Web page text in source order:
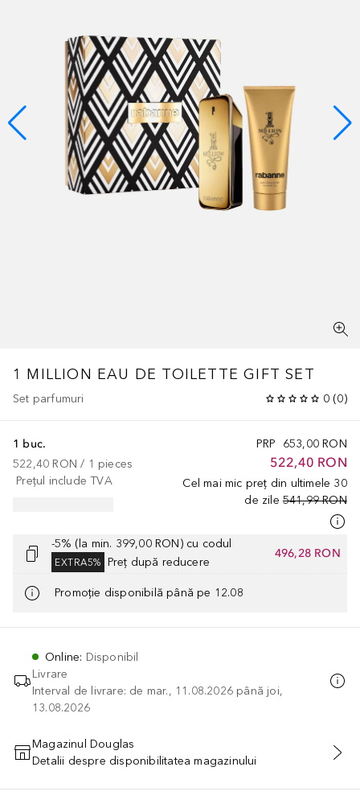
1 MILLION EAU DE TOILETTE GIFT SET
Set parfumuri 0 (0)
PRP 653,00 RON
522,40 RON
Cel mai mic preț din ultimele 30
de zile 541,99 RON
1 buc.
522,40 RON / 1 pieces
Prețul include TVA
-5% (la min. 399,00 RON) cu codul
EXTRA5% Preț după reducere
496,28 RON
Promoție disponibilă până pe 12.08
Online: Disponibil
Livrare
Interval de livrare: de mar., 11.08.2026 până joi,
13.08.2026
ADĂUGAȚI ÎN COŞ
Magazinul Douglas
Detalii despre disponibilitatea magazinului